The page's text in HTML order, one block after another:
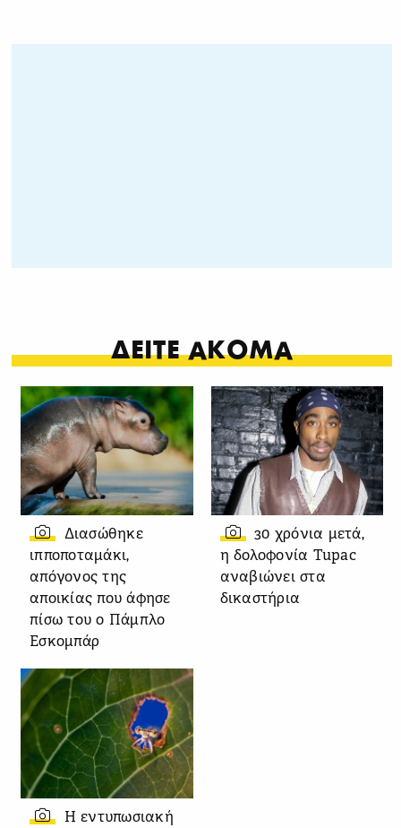
ΔΕΙΤΕ ΑΚΟΜΑ
Διασώθηκε
ιπποποταμάκι,
απόγονος της
αποικίας που άφησε
πίσω του ο Πάμπλο
Εσκομπάρ
30 χρόνια μετά,
η δολοφονία Tupac
αναβιώνει στα
δικαστήρια
Η εντυπωσιακή